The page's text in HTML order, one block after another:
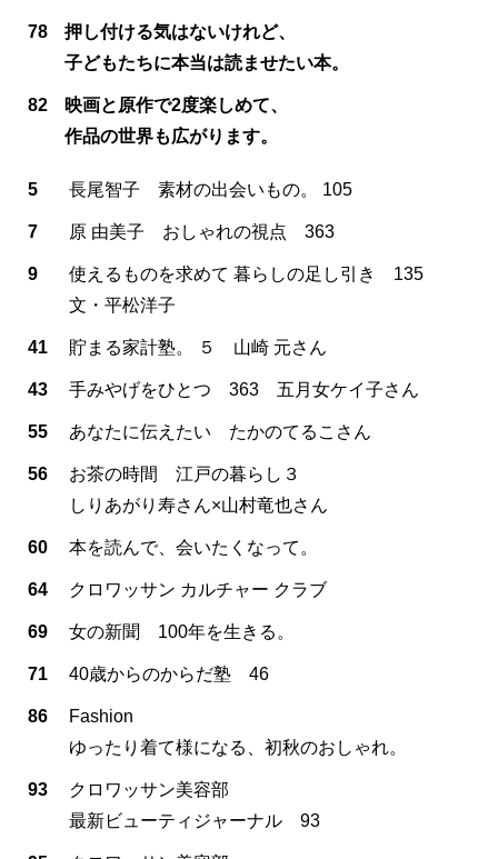
78
押し付ける気はないけれど、
子どもたちに本当は読ませたい本。
82
映画と原作で2度楽しめて、
作品の世界も広がります。
5 長尾智子 素材の出会いもの。 105
7 原 由美子 おしゃれの視点 363
9
使えるものを求めて 暮らしの足し引き 135
文・平松洋子
41 貯まる家計塾。 ５ 山崎 元さん
43 手みやげをひとつ 363 五月女ケイ子さん
55 あなたに伝えたい たかのてるこさん
56
お茶の時間 江戸の暮らし３
しりあがり寿さん×山村竜也さん
60 本を読んで、会いたくなって。
64 クロワッサン カルチャー クラブ
69 女の新聞 100年を生きる。
71 40歳からのからだ塾 46
86
Fashion
ゆったり着て様になる、初秋のおしゃれ。
93
クロワッサン美容部
最新ビューティジャーナル 93